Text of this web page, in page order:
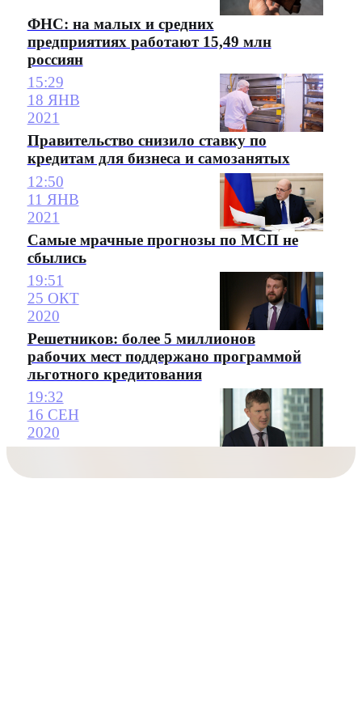
ФНС: на малых и средних
предприятиях работают 15,49 млн
россиян
15:29
18 ЯНВ
2021
Правительство снизило ставку по
кредитам для бизнеса и самозанятых
12:50
11 ЯНВ
2021
Самые мрачные прогнозы по МСП не
сбылись
19:51
25 ОКТ
2020
Решетников: более 5 миллионов
рабочих мест поддержано программой
льготного кредитования
19:32
16 СЕН
2020